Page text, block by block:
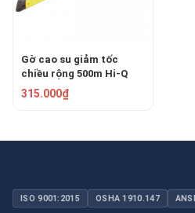
Gờ cao su giảm tốc
chiều rộng 500m Hi-Q
RSH-0550
315.000₫
ISO 9001:2015 OSHA 1910.147